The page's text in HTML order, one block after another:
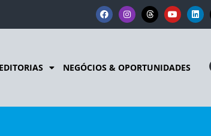
EDITORIAS NEGÓCIOS & OPORTUNIDADES